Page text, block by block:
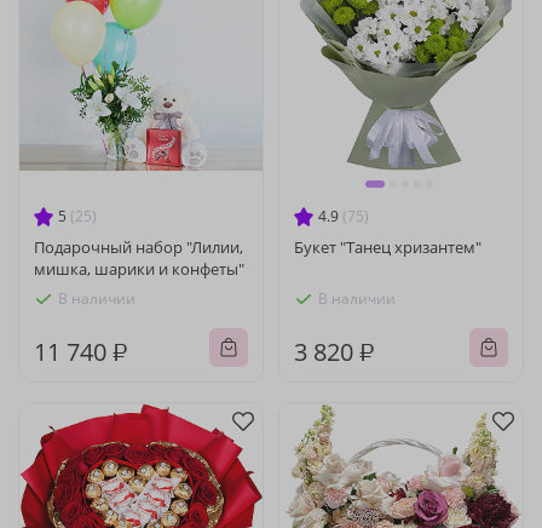
5 (25)
Подарочный набор "Лилии,
мишка, шарики и конфеты"
В наличии
11 740 ₽
4.9 (75)
Букет "Танец хризантем"
В наличии
3 820 ₽